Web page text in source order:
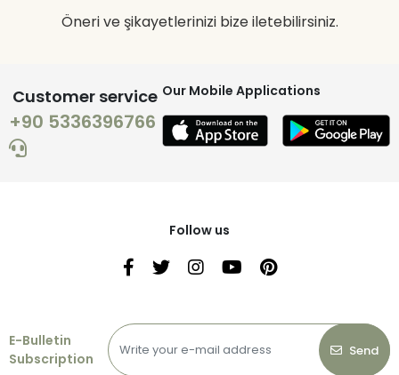
Öneri ve şikayetlerinizi bize iletebilirsiniz.
Customer service
+90 5336396766
Our Mobile Applications
Follow us
E-Bulletin
Subscription
Send